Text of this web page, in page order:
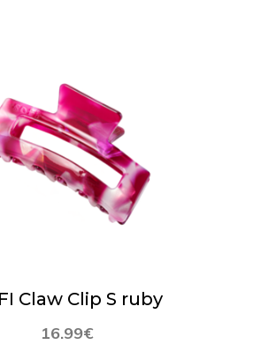
Claw Clip S ruby
16.99€